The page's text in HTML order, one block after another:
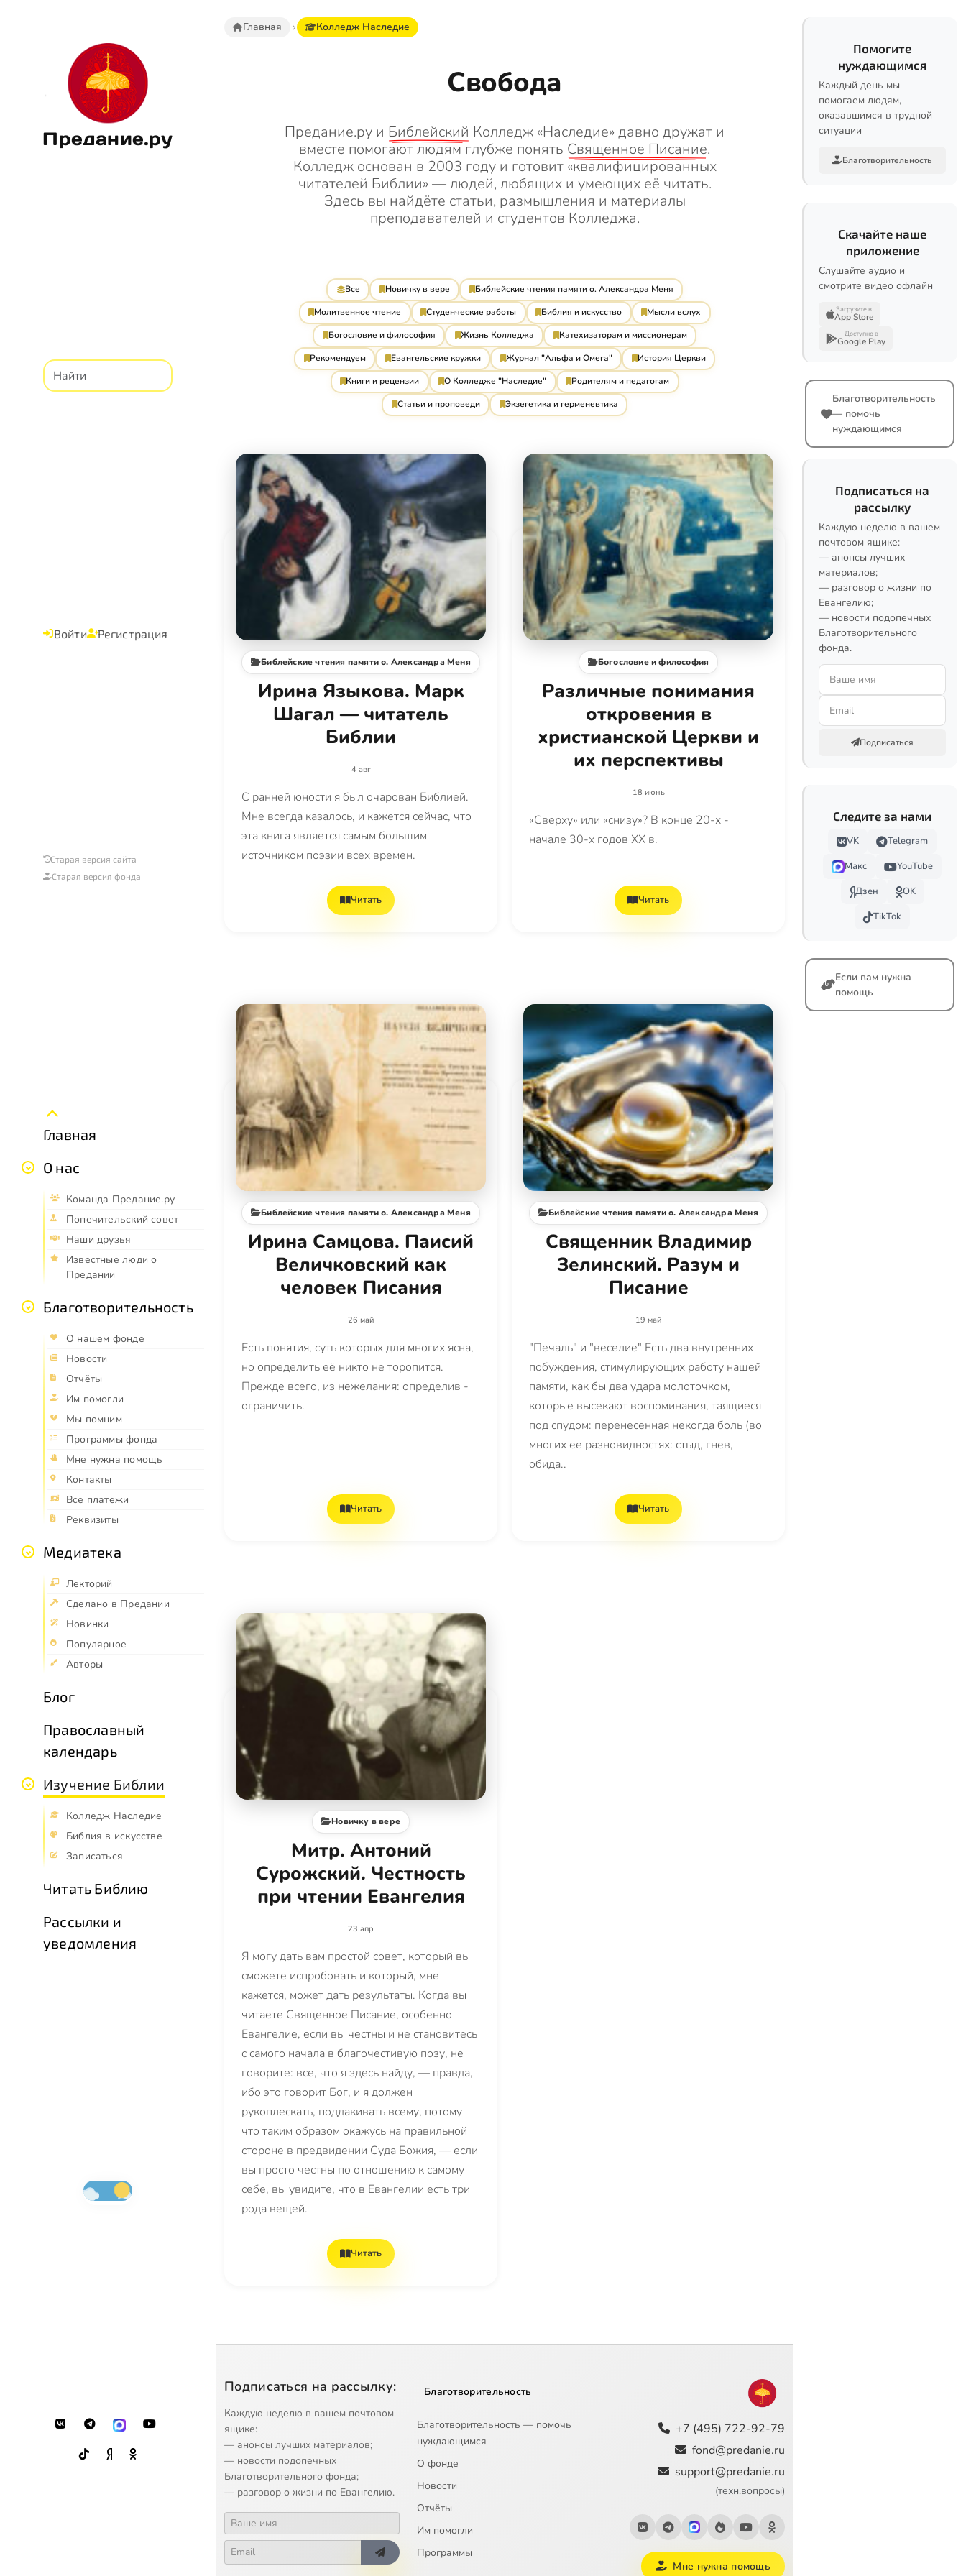
Предание.ру
Войти Регистрация
Старая версия сайта
Старая версия фонда
Главная
О нас
Команда Предание.ру
Попечительский совет
Наши друзья
Известные люди о
Предании
Благотворительность
О нашем фонде
Новости
Отчёты
Им помогли
Мы помним
Программы фонда
Мне нужна помощь
Контакты
Все платежи
Реквизиты
Медиатека
Лекторий
Сделано в Предании
Новинки
Популярное
Авторы
Блог
Православный
календарь
Изучение Библии
Колледж Наследие
Библия в искусстве
Записаться
Читать Библию
Рассылки и
уведомления
Главная Колледж Наследие
Свобода
Предание.ру и Библейский Колледж «Наследие» давно дружат и
вместе помогают людям глубже понять Священное Писание.
Колледж основан в 2003 году и готовит «квалифицированных
читателей Библии» — людей, любящих и умеющих её читать.
Здесь вы найдёте статьи, размышления и материалы
преподавателей и студентов Колледжа.
Все Новичку в вере
Библейские чтения памяти о. Александра Меня
Молитвенное чтение
Студенческие работы Библия и искусство
Мысли вслух
Богословие и философия
Жизнь Колледжа
Катехизаторам и миссионерам
Рекомендуем
Евангельские кружки Журнал "Альфа и Омега"
История Церкви
Книги и рецензии
О Колледже "Наследие"
Родителям и педагогам
Статьи и проповеди
Экзегетика и герменевтика
Библейские чтения памяти о. Александра Меня
Ирина Языкова. Марк
Шагал — читатель
Библии
4 авг
С ранней юности я был очарован Библией.
Мне всегда казалось, и кажется сейчас, что
эта книга является самым большим
источником поэзии всех времен.
Читать
Богословие и философия
Различные понимания
откровения в
христианской Церкви и
их перспективы
18 июнь
«Сверху» или «снизу»? В конце 20-х -
начале 30-х годов ХХ в.
Читать
Библейские чтения памяти о. Александра Меня
Ирина Самцова. Паисий
Величковский как
человек Писания
26 май
Есть понятия, суть которых для многих ясна,
но определить её никто не торопится.
Прежде всего, из нежелания: определив -
ограничить.
Читать
Библейские чтения памяти о. Александра Меня
Священник Владимир
Зелинский. Разум и
Писание
19 май
"Печаль" и "веселие" Есть два внутренних
побуждения, стимулирующих работу нашей
памяти, как бы два удара молоточком,
которые высекают воспоминания, таящиеся
под спудом: перенесенная некогда боль (во
многих ее разновидностях: стыд, гнев,
обида..
Читать
Новичку в вере
Митр. Антоний
Сурожский. Честность
при чтении Евангелия
23 апр
Я могу дать вам простой совет, который вы
сможете испробовать и который, мне
кажется, может дать результаты. Когда вы
читаете Священное Писание, особенно
Евангелие, если вы честны и не становитесь
с самого начала в благочестивую позу, не
говорите: все, что я здесь найду, — правда,
ибо это говорит Бог, и я должен
рукоплескать, поддакивать всему, потому
что таким образом окажусь на правильной
стороне в предвидении Суда Божия, — если
вы просто честны по отношению к самому
себе, вы увидите, что в Евангелии есть три
рода вещей.
Читать
Подписаться на рассылку:
Каждую неделю в вашем почтовом
ящике:
— анонсы лучших материалов;
— новости подопечных
Благотворительного фонда;
— разговор о жизни по Евангелию.
Благотворительность
Благотворительность — помочь
нуждающимся
О фонде
Новости
Отчёты
Им помогли
Программы
+7 (495) 722-92-79
fond@predanie.ru
support@predanie.ru
(техн.вопросы)
Мне нужна помощь
Помогите
нуждающимся
Каждый день мы
помогаем людям,
оказавшимся в трудной
ситуации
Благотворительность
Скачайте наше
приложение
Слушайте аудио и
смотрите видео офлайн
Загрузите в
App Store
Доступно в
Google Play
Благотворительность
— помочь
нуждающимся
Подписаться на
рассылку
Каждую неделю в вашем
почтовом ящике:
— анонсы лучших
материалов;
— разговор о жизни по
Евангелию;
— новости подопечных
Благотворительного
фонда.
Подписаться
Следите за нами
VK
Telegram
Макс
YouTube
Дзен
OK
TikTok
Если вам нужна
помощь